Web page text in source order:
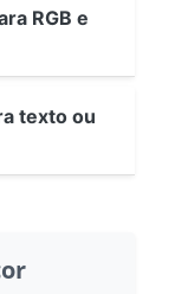
RGB e
texto ou